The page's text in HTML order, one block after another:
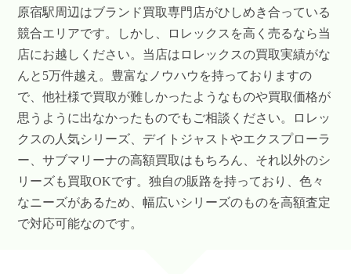
原宿駅周辺はブランド買取専門店がひしめき合っている
競合エリアです。しかし、ロレックスを高く売るなら当
店にお越しください。当店はロレックスの買取実績がな
んと5万件越え。豊富なノウハウを持っておりますの
で、他社様で買取が難しかったようなものや買取価格が
思うように出なかったものでもご相談ください。ロレッ
クスの人気シリーズ、デイトジャストやエクスプローラ
ー、サブマリーナの高額買取はもちろん、それ以外のシ
リーズも買取OKです。独自の販路を持っており、色々
なニーズがあるため、幅広いシリーズのものを高額査定
で対応可能なのです。